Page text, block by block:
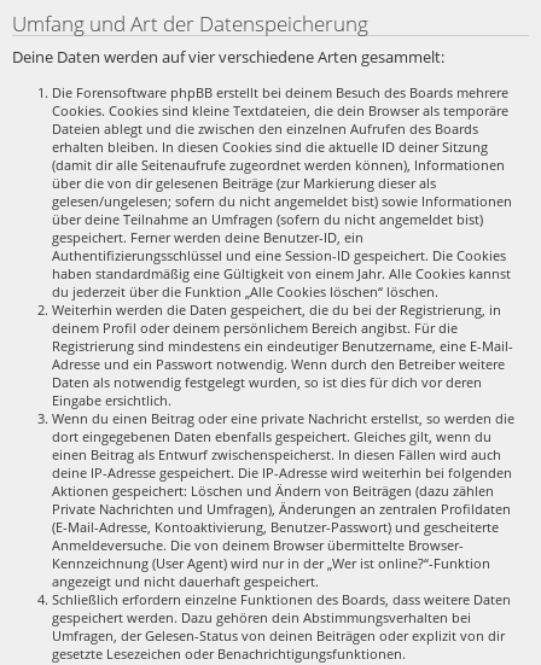
Umfang und Art der Datenspeicherung
Deine Daten werden auf vier verschiedene Arten gesammelt:
Die Forensoftware phpBB erstellt bei deinem Besuch des Boards mehrere
Cookies. Cookies sind kleine Textdateien, die dein Browser als temporäre
Dateien ablegt und die zwischen den einzelnen Aufrufen des Boards
erhalten bleiben. In diesen Cookies sind die aktuelle ID deiner Sitzung
(damit dir alle Seitenaufrufe zugeordnet werden können), Informationen
über die von dir gelesenen Beiträge (zur Markierung dieser als
gelesen/ungelesen; sofern du nicht angemeldet bist) sowie Informationen
über deine Teilnahme an Umfragen (sofern du nicht angemeldet bist)
gespeichert. Ferner werden deine Benutzer-ID, ein
Authentifizierungsschlüssel und eine Session-ID gespeichert. Die Cookies
haben standardmäßig eine Gültigkeit von einem Jahr. Alle Cookies kannst
du jederzeit über die Funktion „Alle Cookies löschen“ löschen.
Weiterhin werden die Daten gespeichert, die du bei der Registrierung, in
deinem Profil oder deinem persönlichem Bereich angibst. Für die
Registrierung sind mindestens ein eindeutiger Benutzername, eine E-Mail-
Adresse und ein Passwort notwendig. Wenn durch den Betreiber weitere
Daten als notwendig festgelegt wurden, so ist dies für dich vor deren
Eingabe ersichtlich.
Wenn du einen Beitrag oder eine private Nachricht erstellst, so werden die
dort eingegebenen Daten ebenfalls gespeichert. Gleiches gilt, wenn du
einen Beitrag als Entwurf zwischenspeicherst. In diesen Fällen wird auch
deine IP-Adresse gespeichert. Die IP-Adresse wird weiterhin bei folgenden
Aktionen gespeichert: Löschen und Ändern von Beiträgen (dazu zählen
Private Nachrichten und Umfragen), Änderungen an zentralen Profildaten
(E-Mail-Adresse, Kontoaktivierung, Benutzer-Passwort) und gescheiterte
Anmeldeversuche. Die von deinem Browser übermittelte Browser-
Kennzeichnung (User Agent) wird nur in der „Wer ist online?“-Funktion
angezeigt und nicht dauerhaft gespeichert.
Schließlich erfordern einzelne Funktionen des Boards, dass weitere Daten
gespeichert werden. Dazu gehören dein Abstimmungsverhalten bei
Umfragen, der Gelesen-Status von deinen Beiträgen oder explizit von dir
gesetzte Lesezeichen oder Benachrichtigungsfunktionen.